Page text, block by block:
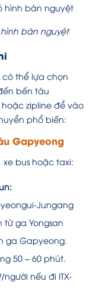
bán nguyệt
có thể lựa chọn
bến tàu
zipline để vào
phổ biến:
Gapyeong
bus hoặc taxi:
Jungang
từ ga Yongsan
ga Gapyeong.
50 – 60 phút.
người nếu đi ITX-